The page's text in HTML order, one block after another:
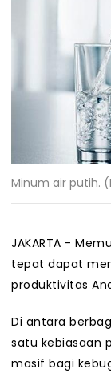
Minum air putih.
JAKARTA -
tepat dapat
produktivitas
Di antara
satu kebiasaan
masif bagi